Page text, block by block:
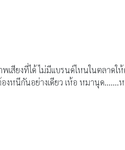
ยงที่ได้ ไม่มีแบรนด์ไหนในตลาดให้
องหนีกันอย่างเดียว เห้อ หมานุด